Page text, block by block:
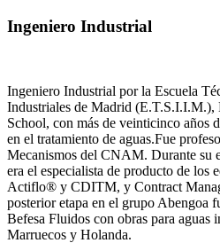
Ingeniero Industrial
Ingeniero Industrial por la Escuela
Industriales de Madrid
School, con más de veinticinco años
en el tratamiento de aguas.Fue
Mecanismos del CNAM. Durante su
era el especialista de producto de los
Actiflo® y CDITM, y Contract
posterior etapa en el grupo Abengoa
Befesa Fluidos con obras para aguas
Marruecos y Holanda.